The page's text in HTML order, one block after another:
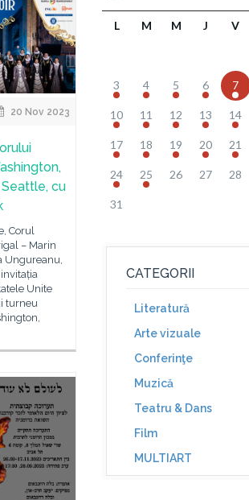
20 Nov 2023
Seattle, cu
Corul
– Marin
Ungureanu,
Unite
turneu
L M M J V
3 4 5 6 7
10 11 12 13 14
17 18 19 20 21
24 25 26 27 28
31
CATEGORII
Literatură
Arte vizuale
Conferinţe
Muzică
Teatru & Dans
Film
MULTIART